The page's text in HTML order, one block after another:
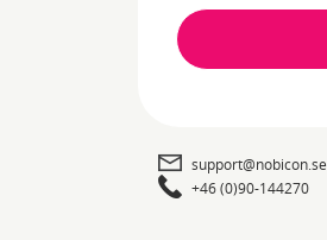
support@nobicon.se
+46 (0)90-144270